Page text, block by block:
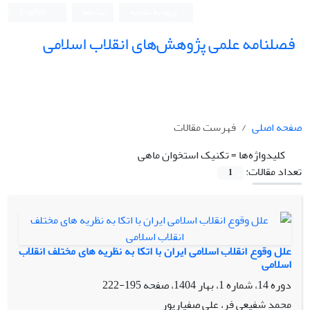
فصلنامه علمی پژوهش‌های انقلاب اسلامی
صفحه اصلی
فهرست مقالات
کلیدواژه‌ها =تکنیک استخوان ماهی
تعداد مقالات:
1
علل وقوع انقلاب اسلامی ایران با اتکا به نظریه های مختلف انقلاب
اسلامی
دوره 14، شماره 1، بهار 1404، صفحه
195-222
محمد شفیعی فر، علی صفیارپور